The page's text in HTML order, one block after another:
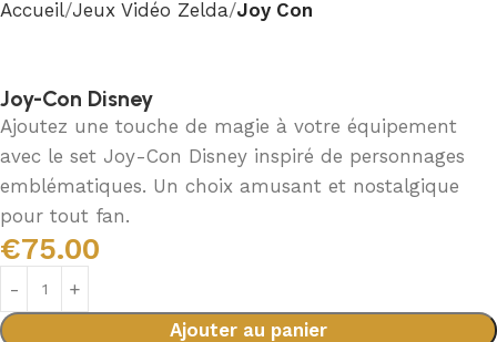
Accueil Jeux Vidéo Zelda Joy Con
Joy-Con Disney
Ajoutez une touche de magie à votre équipement
avec le set Joy-Con Disney inspiré de personnages
emblématiques. Un choix amusant et nostalgique
pour tout fan.
€75.00
Ajouter au panier